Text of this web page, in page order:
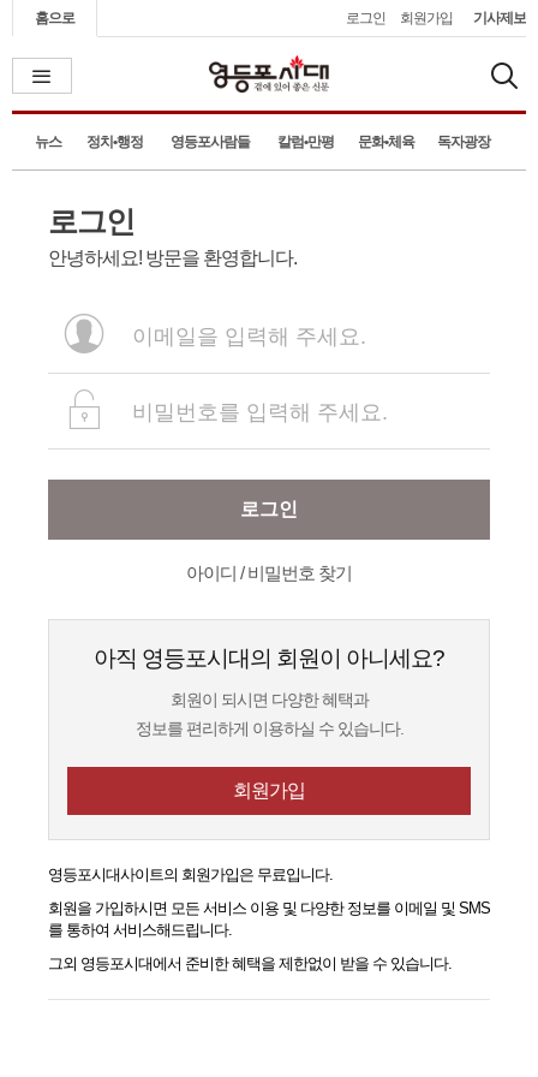
홈으로 로그인 회원가입 기사제보
뉴스 정치•행정 영등포사람들 칼럼•만평 문화•체육 독자광장
로그인
안녕하세요! 방문을 환영합니다.
로그인
아이디 / 비밀번호 찾기
아직 영등포시대의 회원이 아니세요?
회원이 되시면 다양한 혜택과
정보를 편리하게 이용하실 수 있습니다.
회원가입
영등포시대사이트의 회원가입은 무료입니다.
회원을 가입하시면 모든 서비스 이용 및 다양한 정보를 이메일 및 SMS
를 통하여 서비스해드립니다.
그외 영등포시대에서 준비한 혜택을 제한없이 받을 수 있습니다.